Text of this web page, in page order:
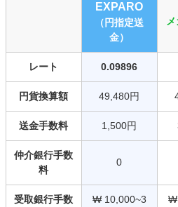
EXPARO
（円指定送
金）
レート 0.09896
円貨換算額 49,480円
送金手数料 1,500円
仲介銀行手数
料
0
受取銀行手数
₩ 10,000~3
₩